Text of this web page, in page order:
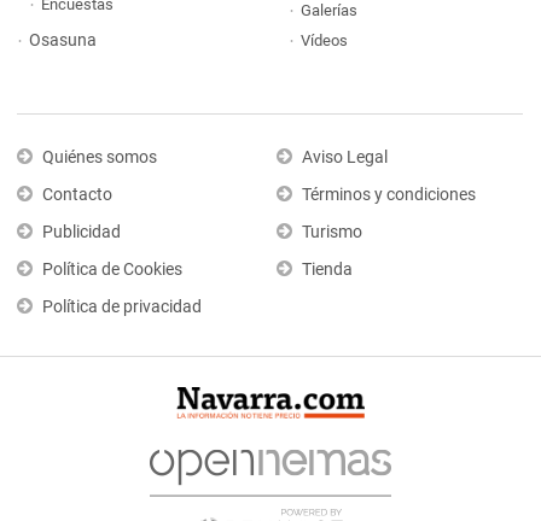
Encuestas
Osasuna
Galerías
Vídeos
Quiénes somos
Contacto
Publicidad
Política de Cookies
Política de privacidad
Aviso Legal
Términos y condiciones
Turismo
Tienda